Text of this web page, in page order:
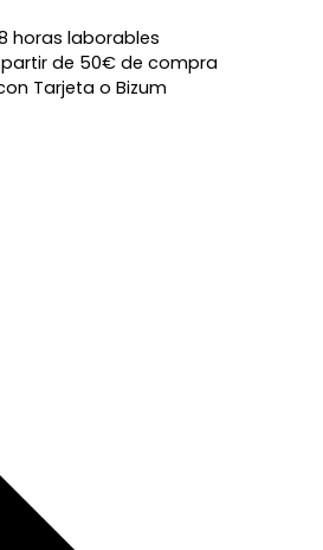
horas laborables
de 50€ de compra
Tarjeta o Bizum